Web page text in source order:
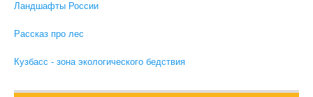
Ландшафты России
Рассказ про лес
Кузбасс - зона экологического бедствия